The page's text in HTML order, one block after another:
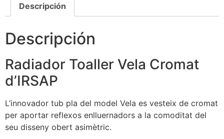
Descripción
Descripción
Radiador Toaller Vela Cromat
d’IRSAP
L’innovador tub pla del model Vela es vesteix de cromat
per aportar reflexos enlluernadors a la comoditat del
seu disseny obert asimètric.